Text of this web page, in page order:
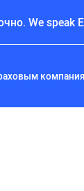
We speak